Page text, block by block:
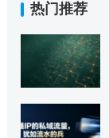
热门推荐